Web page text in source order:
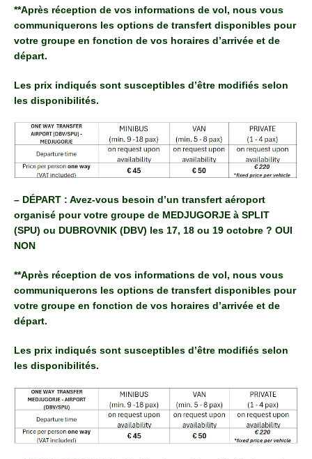
**Après réception de vos informations de vol, nous vous
communiquerons les options de transfert disponibles pour
votre groupe en fonction de vos horaires d’arrivée et de
départ.
Les prix indiqués sont susceptibles d’être modifiés selon
les disponibilités.
– DÉPART : Avez-vous besoin d’un transfert aéroport
organisé pour votre groupe de MEDJUGORJE à SPLIT
(SPU) ou DUBROVNIK (DBV) les 17, 18 ou 19 octobre ? OUI
NON
**Après réception de vos informations de vol, nous vous
communiquerons les options de transfert disponibles pour
votre groupe en fonction de vos horaires d’arrivée et de
départ.
Les prix indiqués sont susceptibles d’être modifiés selon
les disponibilités.